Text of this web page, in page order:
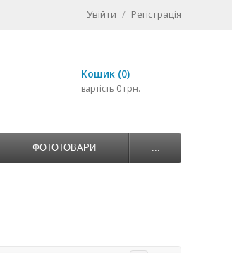
Увійти / Регістрація
Кошик (0)
вартість 0 грн.
ФОТОТОВАРИ ...